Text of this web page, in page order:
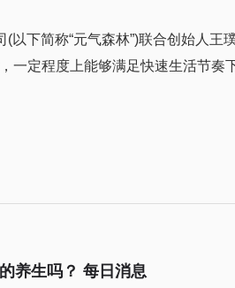
以下简称“元气森林”)联合创始人
一定程度上能够满足快速生活节奏
养生吗？ 每日消息